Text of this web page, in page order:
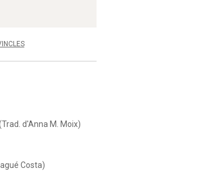
d'Anna M. Moix)
Costa)